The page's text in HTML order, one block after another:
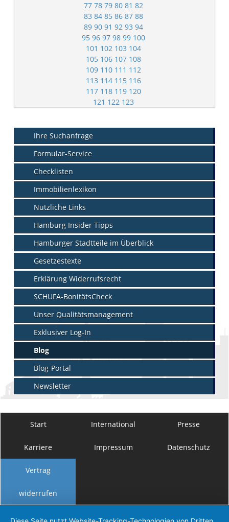
77 78 79 80 81 82
83 84 85 86 87 88
89 90 91 92 93 94
95 96 97 98 99 100
101 102 103 104
105 106 107 108
109 110 111 112
113 114 115 116
117 118 119 120
121 122 123
Ihre Suchanfrage
Formular-Service
Checklisten
Immobilienlexikon
Nützliche Links
Hamburg Insider Tipps
Hamburger Stadtteile im Überblick
Gesetzestexte
Erklärung Widerrufsrecht
SCHUFA-BonitätsCheck
Unser Qualitätsmanagement
Exklusiver Log-In
Blog
Blog-Portal
Newsletter
Start International Presse
Karriere Impressum Datenschutz
Vertrag
widerrufen